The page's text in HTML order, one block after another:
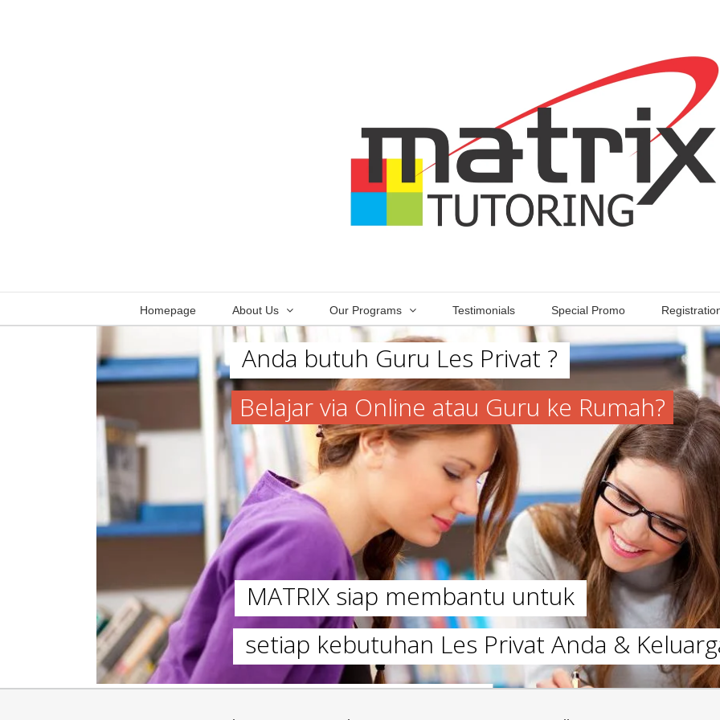
Homepage About Us Our Programs Testimonials Special Promo
Anda butuh Guru Les Privat ?
Belajar via Online atau Guru ke Rumah?
MATRIX siap membantu untuk
setiap kebutuhan Les Privat Anda &